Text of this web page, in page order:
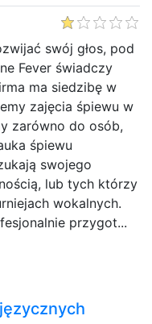
swój głos, pod
Fever świadczy
ma siedzibę w
zajęcia śpiewu w
zarówno do osób,
śpiewu
swojego
lub tych którzy
wokalnych.
przygot...